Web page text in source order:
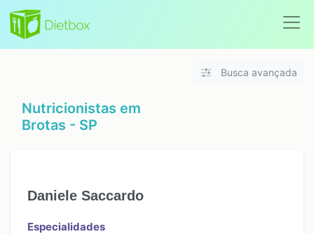
Busca avançada
Nutricionistas em
Brotas - SP
Daniele Saccardo
Especialidades